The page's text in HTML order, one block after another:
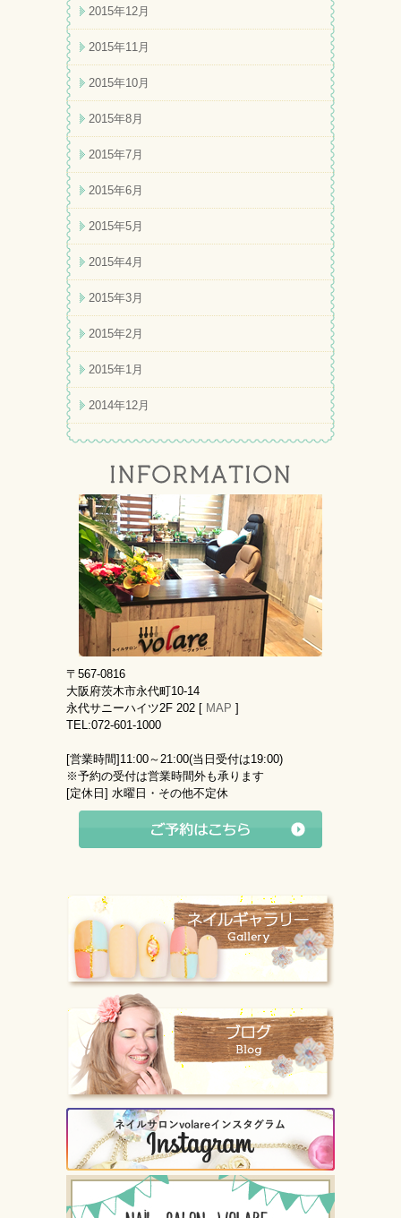
2015年12月
2015年11月
2015年10月
2015年8月
2015年7月
2015年6月
2015年5月
2015年4月
2015年3月
2015年2月
2015年1月
2014年12月
〒567-0816
大阪府茨木市永代町10-14
永代サニーハイツ2F 202 [ MAP ]
TEL:072-601-1000
[営業時間] 11:00～21:00(当日受付は19:00)
※予約の受付は営業時間外も承ります
[定休日] 水曜日・その他不定休